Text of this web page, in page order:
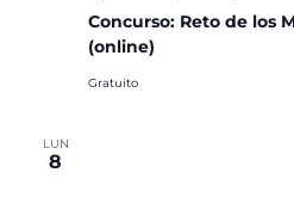
Concurso: Reto de los
(online)
Gratuito
LUN
8